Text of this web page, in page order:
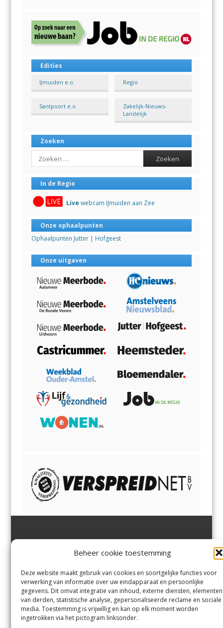
Beheer cookie toestemming
Deze website maakt gebruik van cookies en soortgelijke functies voor
verwerking van informatie over uw eindapparaat en persoonlijke
gegevens. Dit omvat integratie van inhoud, externe diensten, elementen
van derden, statistische analyse, gepersonaliseerde reclame en sociale
media. Toestemming is vrijwillig en kan op elk moment worden
ingetrokken via het pictogram linksonder.
Edities
IJmuiden e.o. Regio
Santpoort e.o.
Zakelijk-Nieuws-
Landelijk
Zoeken
Search
In de Regio
Live webcam IJmuiden aan Zee
Onze ophaalpunten
Ophaalpunten Jutter | Hofgeest
Onze uitgaven
Margadantstraat 34
0255-533900
info@jutter.nlofinfo@hofgee
st.nl
Velserbroek,Velsen-Zuid,
Zuid,Driehuisen
Spaarnwoude.
Contact
Andere uitgaven